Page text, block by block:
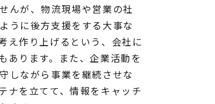
んが、物流現場や営業の社
うに後方支援をする大事な
え作り上げるという、会社に
あります。また、企業活動を
しながら事業を継続させな
ナを立てて、情報をキャッチ